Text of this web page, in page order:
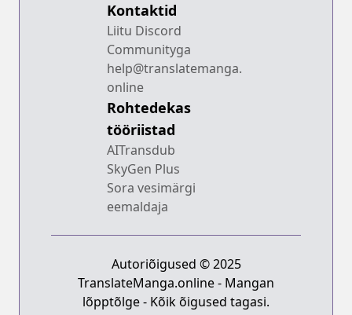
Kontaktid
Liitu Discord
Communityga
help@translatemanga.
online
Rohtedekas
tööriistad
AITransdub
SkyGen Plus
Sora vesimärgi
eemaldaja
Autoriõigused © 2025
TranslateManga.online - Mangan
lõpptõlge - Kõik õigused tagasi.